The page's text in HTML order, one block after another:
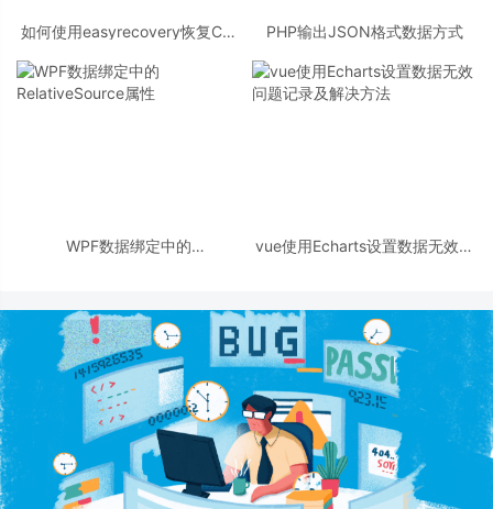
如何使用easyrecovery恢复C盘
PHP输出JSON格式数据方式
WPF数据绑定中的
vue使用Echarts设置数据无效问